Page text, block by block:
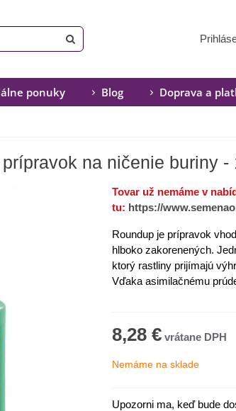
ponuky Blog Doprava a
na ničenie buriny -
Tovar už nemáme v
tu: https://
Roundup je prípravok
hlboko zakorenených.
ktorý rastliny prijímajú
Vďaka asimilačnému
8,28 €
Nemáme na sklade
Upozorni ma, keď bude